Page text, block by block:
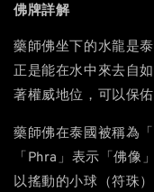
佛牌詳解
藥師佛坐下的水龍是
正是能在水中來去自
著權威地位，可以保
藥師佛在泰國被稱為
「Phra」表示「佛像
以搖動的小球（符珠